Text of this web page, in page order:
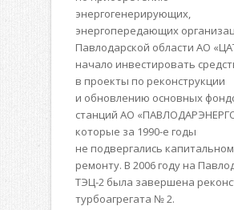
энергогенерирующих,
энергопередающих
Павлодарской области АО
начало инвестировать
в проекты по реконструкции
и обновлению основных
станций АО
которые за 1990-е годы
не подвергались
ремонту. В 2006 году на
ТЭЦ-2 была завершена
турбоагрегата № 2.